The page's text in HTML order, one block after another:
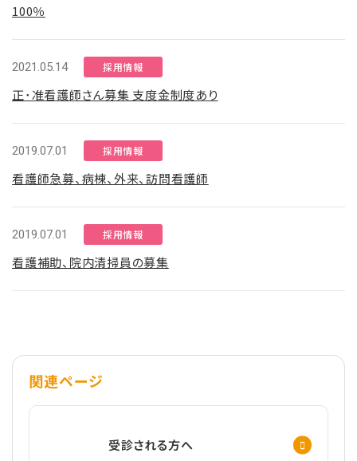
100％
2021.05.14 採用情報
正･准看護師さん募集 支度金制度あり
2019.07.01 採用情報
看護師急募、病棟、外来、訪問看護師
2019.07.01 採用情報
看護補助、院内清掃員の募集
関連ページ
受診される方へ